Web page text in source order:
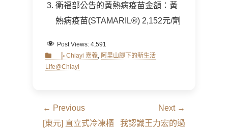
衛福部公告的黃熱病疫苗金額：黃
熱病疫苗(STAMARIL®) 2,152元/劑
Post Views: 4,591
Categories
╠ Chiayi 嘉義 阿里山腳下的新生活
Life@Chiayi
文
章
← Previous
Previous
[東元] 直立式冷凍櫃
Next →
Next
我認識王力宏的過